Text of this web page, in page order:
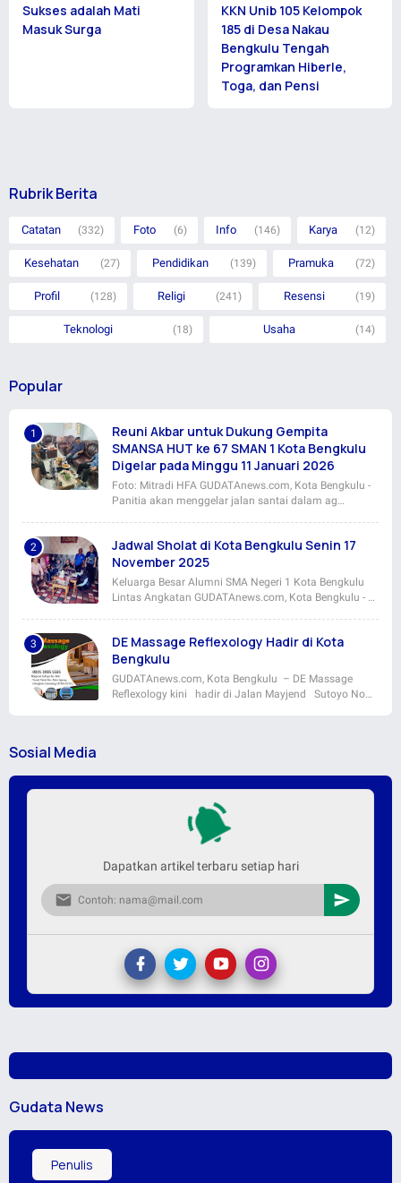
Sukses adalah Mati
Masuk Surga
KKN Unib 105 Kelompok
185 di Desa Nakau
Bengkulu Tengah
Programkan Hiberle,
Toga, dan Pensi
Rubrik Berita
Catatan (332) Foto (6) Info (146) Karya (12)
Kesehatan (27) Pendidikan (139) Pramuka (72)
Profil (128) Religi (241) Resensi (19)
Teknologi (18) Usaha (14)
Popular
Reuni Akbar untuk Dukung Gempita
SMANSA HUT ke 67 SMAN 1 Kota Bengkulu
Digelar pada Minggu 11 Januari 2026
Foto: Mitradi HFA GUDATAnews.com, Kota Bengkulu -
Panitia akan menggelar jalan santai dalam ag…
Jadwal Sholat di Kota Bengkulu Senin 17
November 2025
Keluarga Besar Alumni SMA Negeri 1 Kota Bengkulu
Lintas Angkatan GUDATAnews.com, Kota Bengkulu - …
DE Massage Reflexology Hadir di Kota
Bengkulu
GUDATAnews.com, Kota Bengkulu – DE Massage
Reflexology kini hadir di Jalan Mayjend Sutoyo No…
Sosial Media
Dapatkan artikel terbaru setiap hari
Gudata News
Penulis